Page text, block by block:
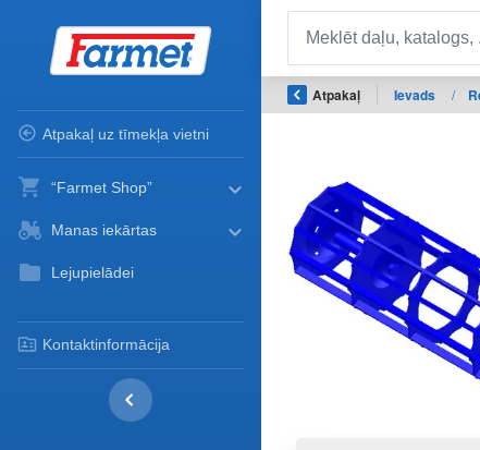
Atpakaļ uz tīmekļa vietni
“Farmet Shop”
Manas iekārtas
Lejupielādei
Kontaktinformācija
Atpakaļ Ievads /